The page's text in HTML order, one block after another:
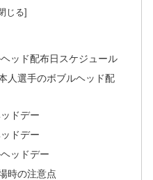
ッド配布日スケジュール
人選手のボブルヘッド配
ドデー
ドデー
ッドデー
時の注意点